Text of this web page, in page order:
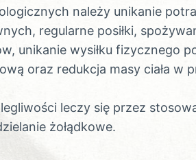
należy unikanie
regularne posiłki,
unikanie wysiłku fizycznego
oraz redukcja masy ciała w
leczy się przez
żołądkowe.